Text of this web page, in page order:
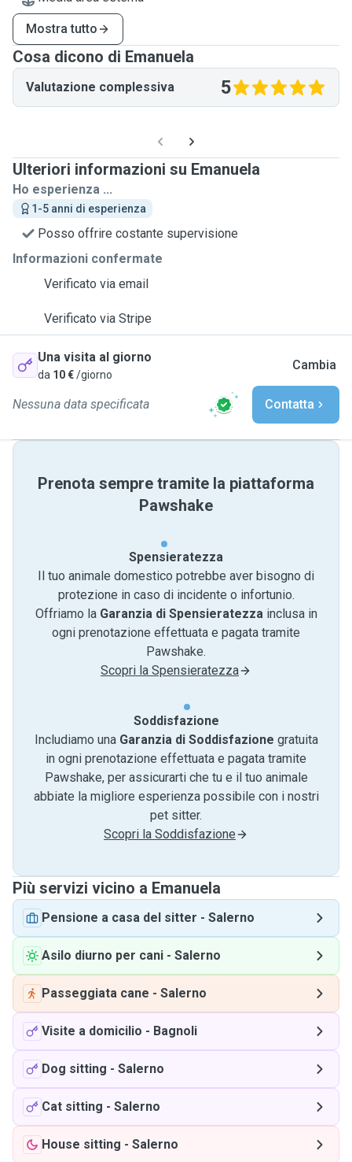
Mostra tutto
Cosa dicono di Emanuela
Valutazione complessiva 5
Ulteriori informazioni su Emanuela
Ho esperienza ...
1-5 anni di esperienza
Posso offrire costante supervisione
Informazioni confermate
Verificato via email
Verificato via Stripe
Una visita al giorno
da 10 €/giorno
Cambia
Nessuna data specificata Contatta
Prenota sempre tramite la piattaforma
Pawshake
Spensieratezza
Il tuo animale domestico potrebbe aver bisogno di
protezione in caso di incidente o infortunio.
Offriamo la Garanzia di Spensieratezzainclusa in
ogni prenotazione effettuata e pagata tramite
Pawshake.
Scopri la Spensieratezza
Soddisfazione
Includiamo una Garanzia di Soddisfazione gratuita
in ogni prenotazione effettuata e pagata tramite
Pawshake, per assicurarti che tu e il tuo animale
abbiate la migliore esperienza possibile con i nostri
pet sitter.
Scopri la Soddisfazione
Più servizi vicino a Emanuela
Pensione a casa del sitter - Salerno
Asilo diurno per cani - Salerno
Passeggiata cane - Salerno
Visite a domicilio - Bagnoli
Dog sitting - Salerno
Cat sitting - Salerno
House sitting - Salerno